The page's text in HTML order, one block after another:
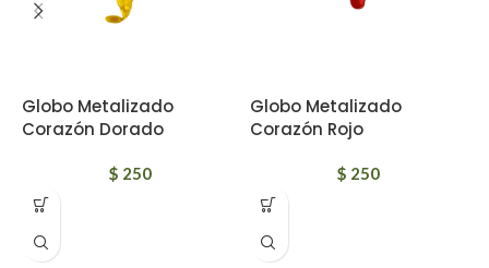
Globo Metalizado
Corazón Dorado
$ 250
Globo Metalizado
Corazón Rojo
$ 250